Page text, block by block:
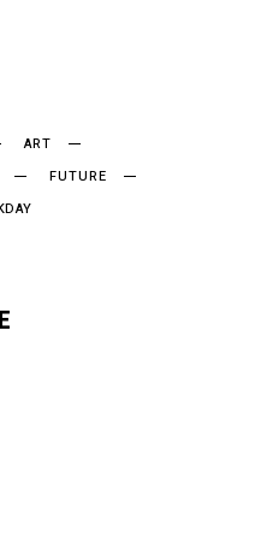
ART
FUTURE